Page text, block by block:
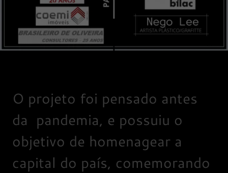
O projeto foi pensado antes
da pandemia, e possuiu o
objetivo de homenagear a
capital do país, comemorando